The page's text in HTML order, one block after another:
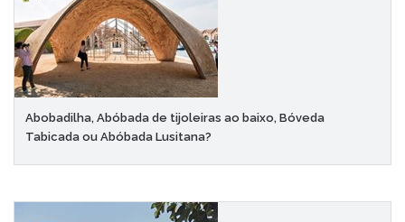
Abobadilha, Abóbada de tijoleiras ao baixo, Bóveda
Tabicada ou Abóbada Lusitana?